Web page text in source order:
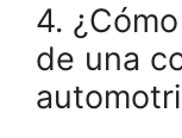
4.
de una